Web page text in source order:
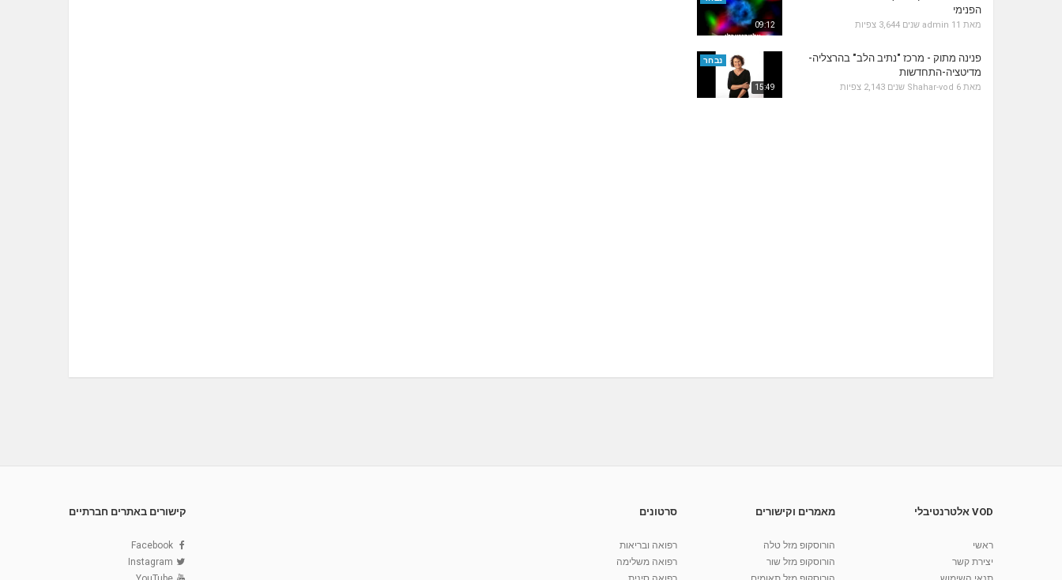
09:12
הפנימי
מאת admin 11 שנים 3,644 צפיות
15:49
נבחר
פנינה מתוק - מרכז "נתיב הלב" בהרצליה-
מדיטציה-התחדשות
מאת Shahar-vod 6 שנים 2,143 צפיות
VOD אלטרנטיבלי
ראשי
יצירת קשר
מאמרים וקישורים
הורוסקופ מזל טלה
הורוסקופ מזל שור
סרטונים
רפואה ובריאות
רפואה משלימה
קישורים באתרים חברתיים
Facebook
Instagram